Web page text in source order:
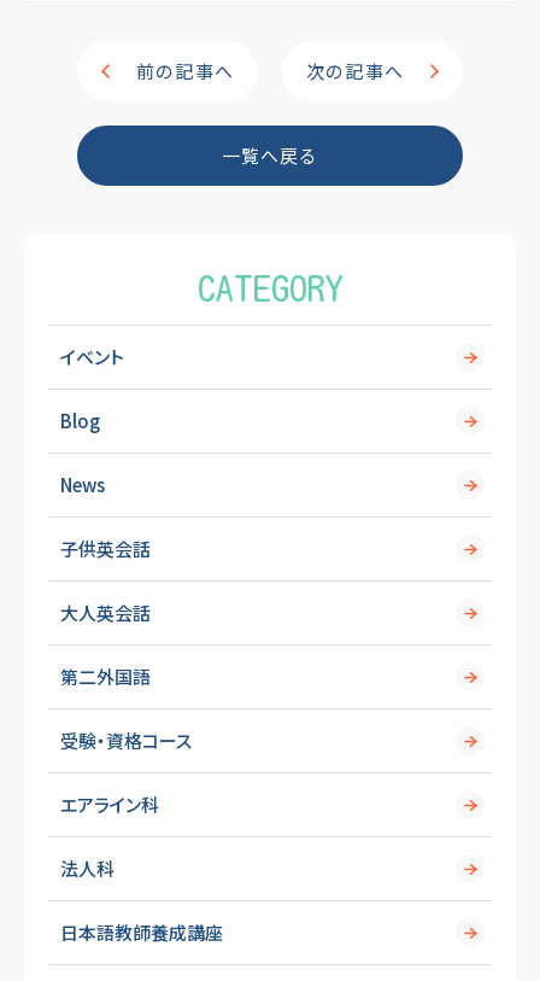
o
o
前の記事へ 次の記事へ
一覧へ戻る
CATEGORY
イベント
Blog
News
子供英会話
大人英会話
第二外国語
受験・資格コース
エアライン科
法人科
日本語教師養成講座